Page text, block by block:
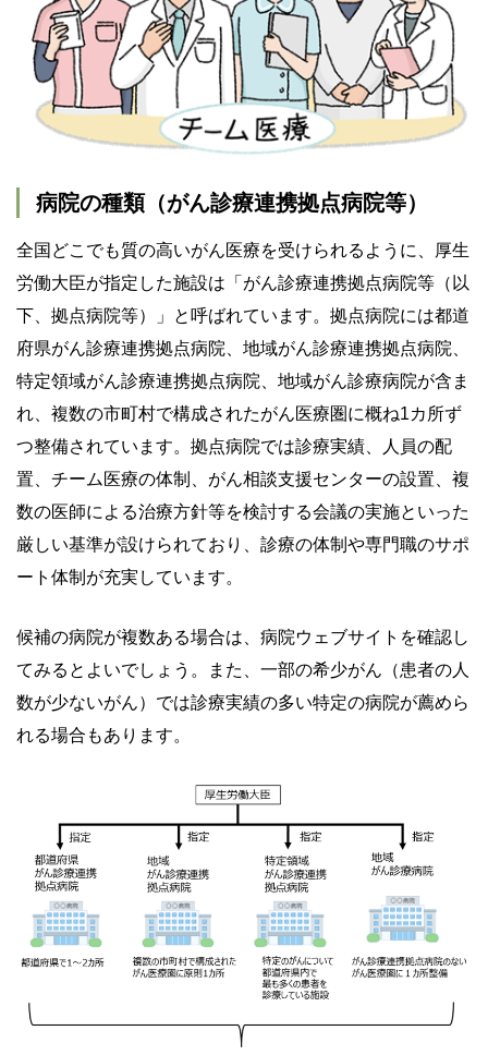
病院の種類（がん診療連携拠点病院等）
全国どこでも質の高いがん医療を受けられるように、厚生
労働大臣が指定した施設は「がん診療連携拠点病院等（以
下、拠点病院等）」と呼ばれています。拠点病院には都道
府県がん診療連携拠点病院、地域がん診療連携拠点病院、
特定領域がん診療連携拠点病院、地域がん診療病院が含ま
れ、複数の市町村で構成されたがん医療圏に概ね1カ所ず
つ整備されています。拠点病院では診療実績、人員の配
置、チーム医療の体制、がん相談支援センターの設置、複
数の医師による治療方針等を検討する会議の実施といった
厳しい基準が設けられており、診療の体制や専門職のサポ
ート体制が充実しています。
候補の病院が複数ある場合は、病院ウェブサイトを確認し
てみるとよいでしょう。また、一部の希少がん（患者の人
数が少ないがん）では診療実績の多い特定の病院が薦めら
れる場合もあります。